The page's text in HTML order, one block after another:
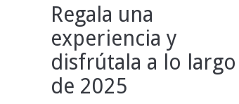
Regala una
experiencia y
disfrútala a lo largo
de 2025